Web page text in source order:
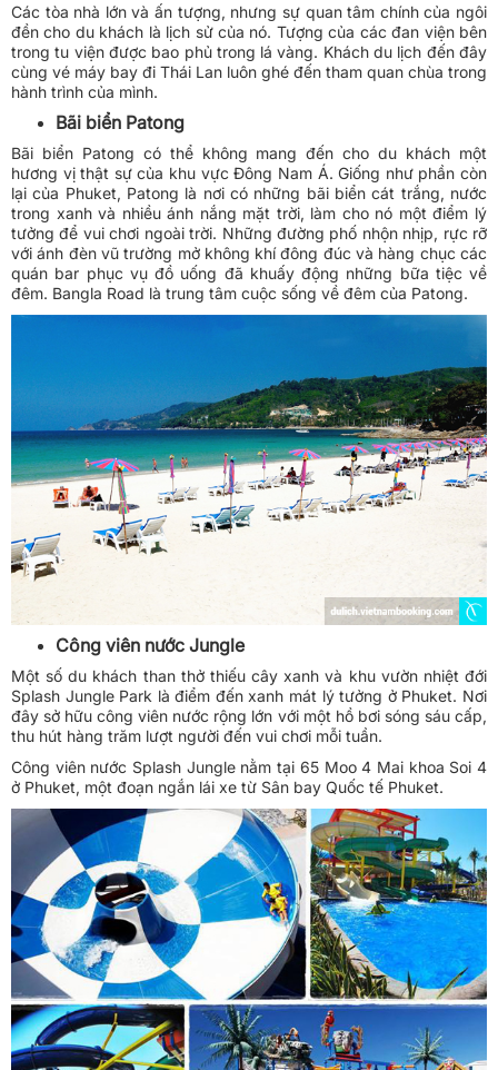
Các tòa nhà lớn và ấn tượng, nhưng sự quan tâm chính của ngôi
đền cho du khách là lịch sử của nó. Tượng của các đan viện bên
trong tu viện được bao phủ trong lá vàng. Khách du lịch đến đây
cùng vé máy bay đi Thái Lan luôn ghé đến tham quan chùa trong
hành trình của mình.
Bãi biển Patong
Bãi biển Patong có thể không mang đến cho du khách một
hương vị thật sự của khu vực Đông Nam Á. Giống như phần còn
lại của Phuket, Patong là nơi có những bãi biển cát trắng, nước
trong xanh và nhiều ánh nắng mặt trời, làm cho nó một điểm lý
tưởng để vui chơi ngoài trời. Những đường phố nhộn nhịp, rực rỡ
với ánh đèn vũ trường mở không khí đông đúc và hàng chục các
quán bar phục vụ đồ uống đã khuấy động những bữa tiệc về
đêm. Bangla Road là trung tâm cuộc sống về đêm của Patong.
Công viên nước Jungle
Một số du khách than thở thiếu cây xanh và khu vườn nhiệt đới
Splash Jungle Park là điểm đến xanh mát lý tưởng ở Phuket. Nơi
đây sở hữu công viên nước rộng lớn với một hồ bơi sóng sáu cấp,
thu hút hàng trăm lượt người đến vui chơi mỗi tuần.
Công viên nước Splash Jungle nằm tại 65 Moo 4 Mai khoa Soi 4
ở Phuket, một đoạn ngắn lái xe từ Sân bay Quốc tế Phuket.